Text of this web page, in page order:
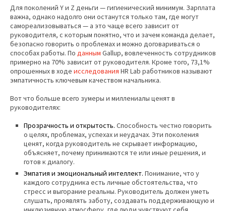
Для поколений Y и Z деньги — гигиенический минимум. Зарплата
важна, однако надолго они останутся только там, где могут
самореализовываться — а это чаще всего зависит от
руководителя, с которым понятно, что и зачем команда делает,
безопасно говорить о проблемах и можно договариваться о
способах работы. По данным Gallup, вовлеченность сотрудников
примерно на 70% зависит от руководителя. Кроме того, 73,1%
опрошенных в ходе исследования HR Lab работников называют
эмпатичность ключевым качеством начальника.
Вот что больше всего зумеры и миллениалы ценят в
руководителях:
Прозрачность и открытость. Способность честно говорить
о целях, проблемах, успехах и неудачах. Эти поколения
ценят, когда руководитель не скрывает информацию,
объясняет, почему принимаются те или иные решения, и
готов к диалогу.
Эмпатия и эмоциональный интеллект. Понимание, что у
каждого сотрудника есть личные обстоятельства, что
стресс и выгорание реальны. Руководитель должен уметь
слушать, проявлять заботу, создавать поддерживающую и